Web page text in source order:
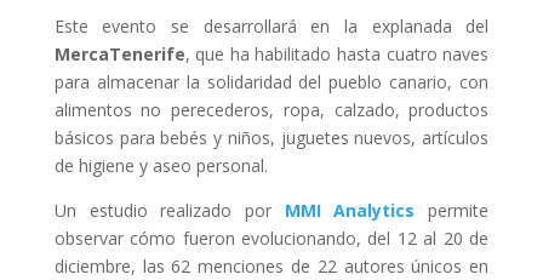
Este evento se desarrollará en la explanada del
MercaTenerife, que ha habilitado hasta cuatro naves
para almacenar la solidaridad del pueblo canario, con
alimentos no perecederos, ropa, calzado, productos
básicos para bebés y niños, juguetes nuevos, artículos
de higiene y aseo personal.
Un estudio realizado por MMI Analytics permite
observar cómo fueron evolucionando, del 12 al 20 de
diciembre, las 62 menciones de 22 autores únicos en